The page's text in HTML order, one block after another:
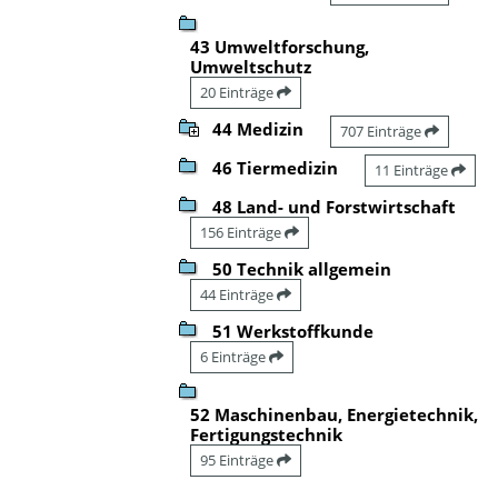
43 Umweltforschung,
Umweltschutz
20 Einträge
44 Medizin 707 Einträge
46 Tiermedizin 11 Einträge
48 Land- und Forstwirtschaft
156 Einträge
50 Technik allgemein
44 Einträge
51 Werkstoffkunde
6 Einträge
52 Maschinenbau, Energietechnik,
Fertigungstechnik
95 Einträge